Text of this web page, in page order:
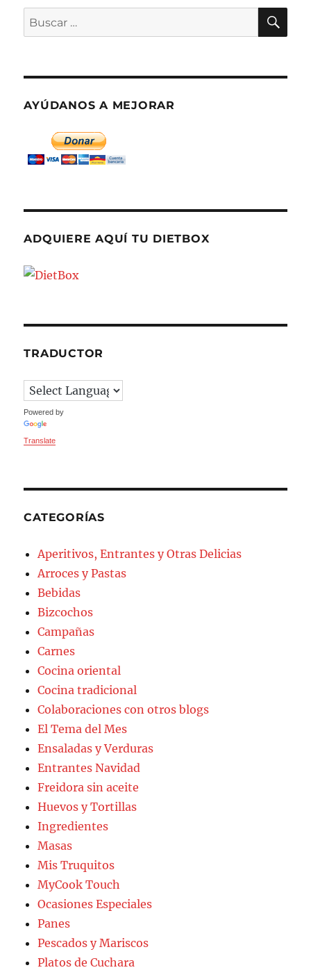
Buscar
por:
AYÚDANOS A MEJORAR
ADQUIERE AQUÍ TU DIETBOX
TRADUCTOR
Powered by
Translate
CATEGORÍAS
Aperitivos, Entrantes y Otras Delicias
Arroces y Pastas
Bebidas
Bizcochos
Campañas
Carnes
Cocina oriental
Cocina tradicional
Colaboraciones con otros blogs
El Tema del Mes
Ensaladas y Verduras
Entrantes Navidad
Freidora sin aceite
Huevos y Tortillas
Ingredientes
Masas
Mis Truquitos
MyCook Touch
Ocasiones Especiales
Panes
Pescados y Mariscos
Platos de Cuchara